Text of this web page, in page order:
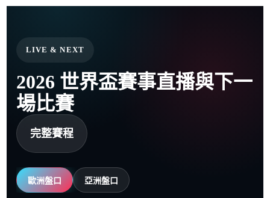
LIVE & NEXT
2026 世界盃賽事直播與下一
場比賽
完整賽程
歐洲盤口 亞洲盤口